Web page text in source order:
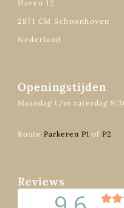
Haven 12
2871 CM Schoonhoven
Nederland
Openingstijden
Maandag t/m zaterdag
Route Parkeren P1 of P2
Reviews